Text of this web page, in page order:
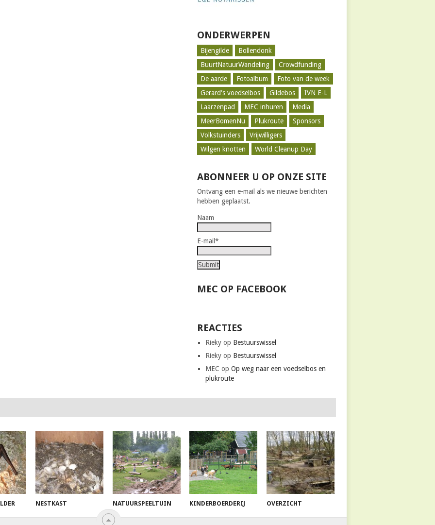
ONDERWERPEN
Bijengilde
Bollendonk
BuurtNatuurWandeling
Crowdfunding
De aarde
Fotoalbum
Foto van de week
Gerard's voedselbos
Gildebos
IVN E-L
Laarzenpad
MEC inhuren
Media
MeerBomenNu
Plukroute
Sponsors
Volkstuinders
Vrijwilligers
Wilgen knotten
World Cleanup Day
ABONNEER U OP ONZE SITE
Ontvang een e-mail als we nieuwe berichten
hebben geplaatst.
Naam
E-mail*
MEC OP FACEBOOK
REACTIES
Rieky op Bestuurswissel
Rieky op Bestuurswissel
MEC opOp weg naar een voedselbos en
plukroute
NESTKAST NATUURSPEELTUIN KINDERBOERDERIJ OVERZICHT